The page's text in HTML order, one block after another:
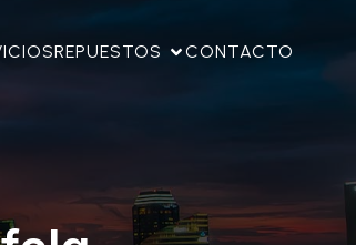
REPUESTOS CONTACTO